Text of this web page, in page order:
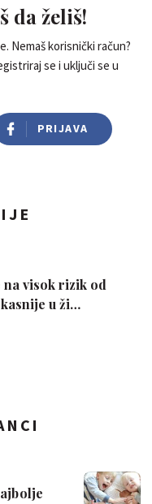
da želiš!
Nemaš korisnički račun?
se i uključi se u
PRIJAVA
visok rizik od
u ži…